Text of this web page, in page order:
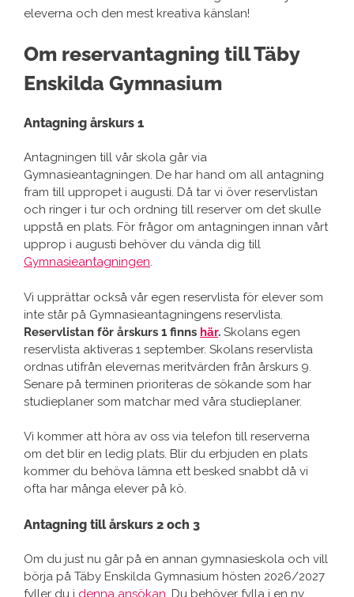
eleverna och den mest kreativa känslan!
Om reservantagning till Täby
Enskilda Gymnasium
Antagning årskurs 1
Antagningen till vår skola går via
Gymnasieantagningen. De har hand om all antagning
fram till uppropet i augusti. Då tar vi över reservlistan
och ringer i tur och ordning till reserver om det skulle
uppstå en plats. För frågor om antagningen innan vårt
upprop i augusti behöver du vända dig till
Gymnasieantagningen.
Vi upprättar också vår egen reservlista för elever som
inte står på Gymnasieantagningens reservlista.
Reservlistan för årskurs 1 finns här. Skolans egen
reservlista aktiveras 1 september. Skolans reservlista
ordnas utifrån elevernas meritvärden från årskurs 9.
Senare på terminen prioriteras de sökande som har
studieplaner som matchar med våra studieplaner.
Vi kommer att höra av oss via telefon till reserverna
om det blir en ledig plats. Blir du erbjuden en plats
kommer du behöva lämna ett besked snabbt då vi
ofta har många elever på kö.
Antagning till årskurs 2 och 3
Om du just nu går på en annan gymnasieskola och vill
börja på Täby Enskilda Gymnasium hösten 2026/2027
fyller du i denna ansökan . Du behöver fylla i en ny